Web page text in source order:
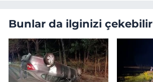
Bunlar da ilginizi çekebilir